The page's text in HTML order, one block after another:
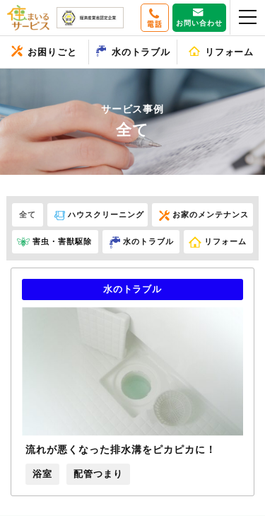
お問い合わせ
電話
お困りごと 水のトラブル リフォーム
サービス事例
全て
全て ハウスクリーニング お家のメンテナンス
害虫・害獣駆除 水のトラブル リフォーム
水のトラブル
流れが悪くなった排水溝をピカピカに！
浴室 配管つまり